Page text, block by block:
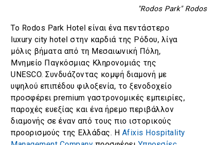
Το Rodos Park Hotel είναι ένα πεντάστερο
luxury city hotel στην καρδιά της Ρόδου, λίγα
μόλις βήματα από τη Μεσαιωνική Πόλη,
Μνημείο Παγκόσμιας Κληρονομιάς της
UNESCO. Συνδυάζοντας κομψή διαμονή με
υψηλού επιπέδου φιλοξενία, το ξενοδοχείο
προσφέρει premium γαστρονομικές εμπειρίες,
παροχές ευεξίας και ένα ήρεμο περιβάλλον
διαμονής σε έναν από τους πιο ιστορικούς
προορισμούς της Ελλάδας. Η Afixis Hospitality
"Rodos Park" Rodos